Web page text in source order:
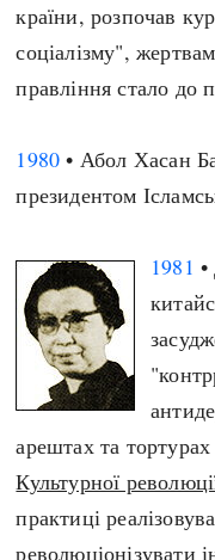
країни, розпочав
соціалізму",
правління стало до
1980 • Абол Хасан
президентом
1981 •
арештах та
Культурної
практиці
революціонізувати